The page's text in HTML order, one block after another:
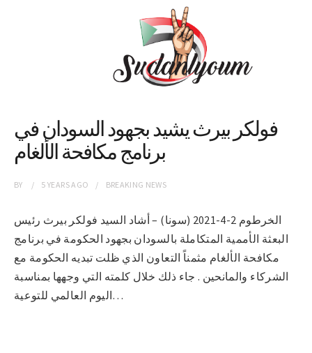
فولكر بيرث يشيد بجهود السودان في
برنامج مكافحة الألغام
BY 5 YEARSAGO BREAKING NEWS
الخرطوم 2-4-2021 (سونا) – أشاد السيد فولكر بيرث رئيس
البعثة الأممية المتكاملة بالسودان بجهود الحكومة في برنامج
مكافحة الألغام مثمناً التعاون الذي ظلت تبديه الحكومة مع
الشركاء والمانحين . جاء ذلك خلال كلمته التي وجهها بمناسبة
اليوم العالمي للتوعية…